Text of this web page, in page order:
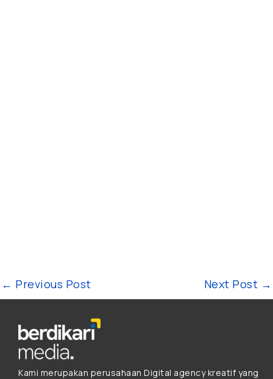
← Previous Post Next Post →
Kami merupakan perusahaan Digital agency kreatif yang